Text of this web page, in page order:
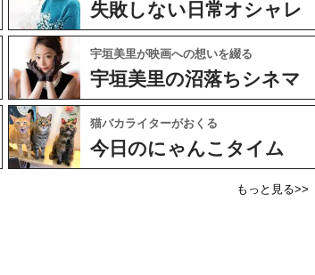
失敗しない日常オシャレ
宇垣美里が映画への想いを綴る
宇垣美里の沼落ちシネマ
猫バカライターがおくる
今日のにゃんこタイム
もっと見る>>